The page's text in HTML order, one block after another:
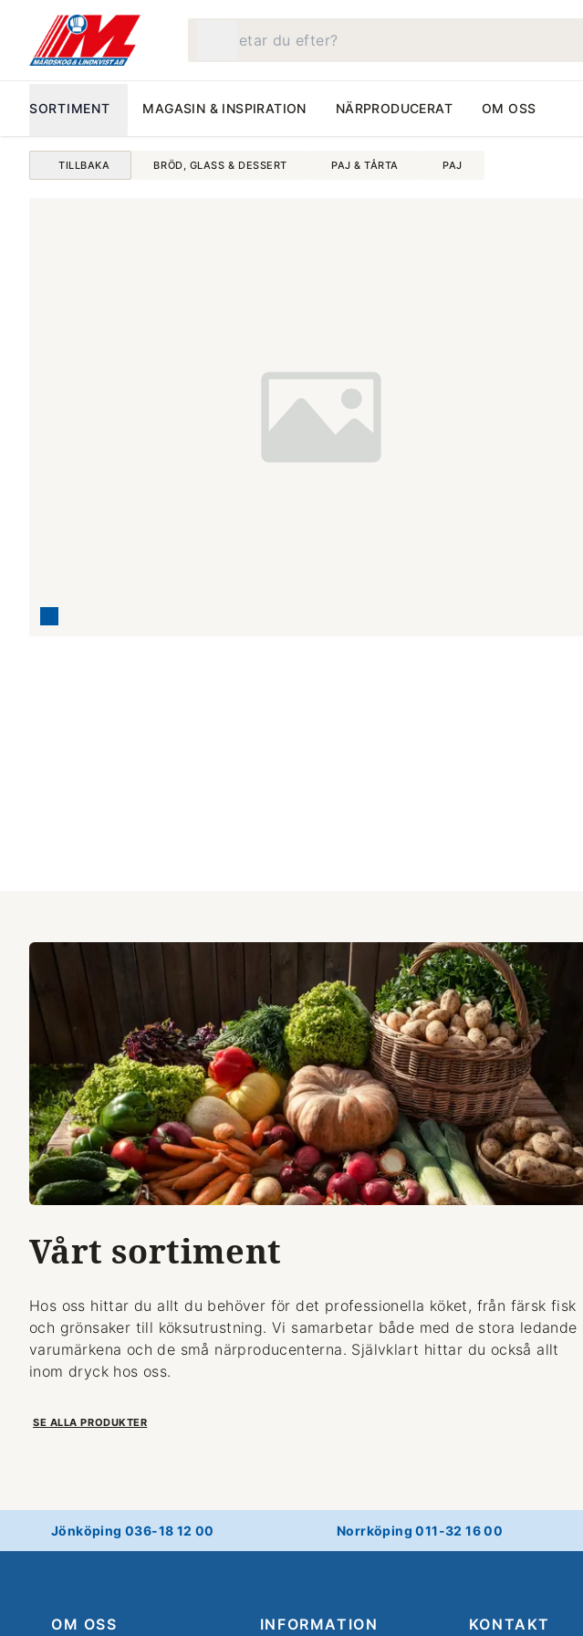
SORTIMENT MAGASIN & INSPIRATION NÄRPRODUCERAT OM OSS
TILLBAKA BRÖD, GLASS & DESSERT PAJ & TÅRTA PAJ
Vårt sortiment
Hos oss hittar du allt du behöver för det professionella köket, från färsk fisk
och grönsaker till köksutrustning. Vi samarbetar både med de stora ledande
varumärkena och de små närproducenterna. Självklart hittar du också allt
inom dryck hos oss.
SE ALLA PRODUKTER
Jönköping 036-18 12 00 Norrköping 011-32 16 00
OM OSS INFORMATION KONTAKT